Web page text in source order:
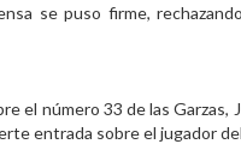
se puso firme,
el número 33 de las Garzas,
entrada sobre el jugador